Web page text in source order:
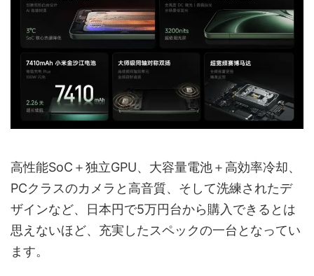
高性能SoC＋独立GPU、大容量電池＋高効率冷却、
PCクラスのカメラと高音質、そして洗練されたデ
ザインなど、日本円で5万円台から購入できるとは
思えないほど、充実したスペックの一台となってい
ます。